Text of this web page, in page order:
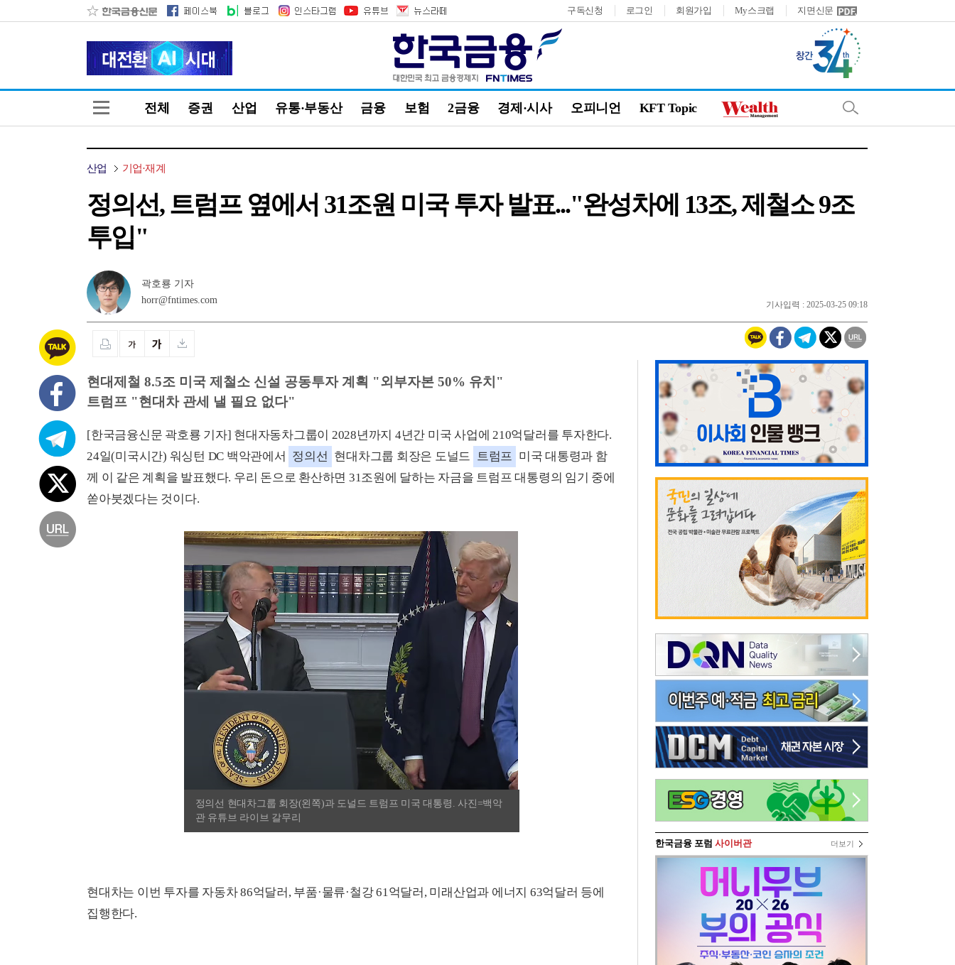
구독신청 로그인 회원가입 My스크랩 지면신문
전체 증권 산업 유통·부동산 금융 보험 2금융 경제·시사 오피니언 KFT Topic
산업 기업·재계
정의선, 트럼프 옆에서 31조원 미국 투자 발표..."완성차에 13조, 제철소 9조
투입"
곽호룡 기자
horr@fntimes.com
기사입력 : 2025-03-25 09:18
현대제철 8.5조 미국 제철소 신설 공동투자 계획 "외부자본 50% 유치"
트럼프 "현대차 관세 낼 필요 없다"
[한국금융신문 곽호룡 기자] 현대자동차그룹이 2028년까지 4년간 미국 사업에 210억달러를 투자한다.
24일(미국시간) 워싱턴 DC 백악관에서
정의선 현대차그룹 회장은 도널드 트럼프 미국 대통령과 함
께 이 같은 계획을 발표했다. 우리 돈으로 환산하면 31조원에 달하는 자금을 트럼프 대통령의 임기 중에
쏟아붓겠다는 것이다.
정의선 현대차그룹 회장(왼쪽)과 도널드 트럼프 미국 대통령. 사진=백악
관 유튜브 라이브 갈무리
현대차는 이번 투자를 자동차 86억달러, 부품·물류·철강 61억달러, 미래산업과 에너지 63억달러 등에
집행한다.
한국금융 포럼 사이버관 더보기